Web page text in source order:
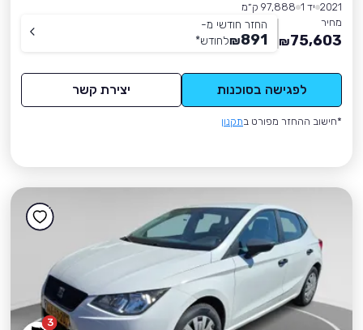
2021 יד 1
97,888 ק״מ
מחיר
75,603
₪
החזר חודשי מ-
891
₪לחודש*
לפגישה בסוכנות יצירת קשר
*חישוב ההחזר מפורט בתקנון
3